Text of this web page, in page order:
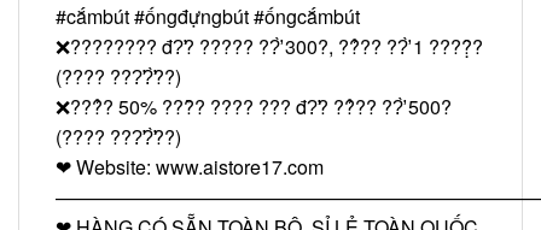
#cắmbút#ốngđựngbút#ốngcắmbút
❌???????? đ?̛? ????? ??̛̀ 300?, ??̉?? ??̛̀ 1 ????̣̂?
(???? ???̛?̛̀??)
❌???̉? 50% ???̂̀? ???? ??? đ?̛? ??̉?? ??̛̀ 500?
(???? ???̛?̛̀??)
❤ Website: www.aistore17.com